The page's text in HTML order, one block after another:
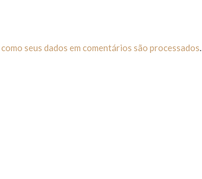
como seus dados em comentários são processados.